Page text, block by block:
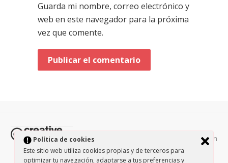
Política de cookies
Este sitio web utiliza cookies propias y de terceros para
optimizar tu navegación, adaptarse a tus preferencias y
Guarda mi nombre, correo electrónico y
web en este navegador para la próxima
vez que comente.
Todos los contenidos de esta página están
protegidos por la licencia Creative Commons Attribution-
NonCommercial-ShareAlike 3.0. / Política de privacidad